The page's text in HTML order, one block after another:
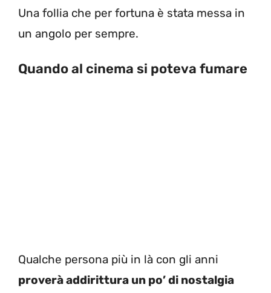
Una follia che per fortuna è stata messa in
un angolo per sempre.
Quando al cinema si poteva fumare
Qualche persona più in là con gli anni
proverà addirittura un po’ di nostalgia